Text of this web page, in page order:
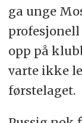
ga unge
opp på
varte ikke
førstelaget.